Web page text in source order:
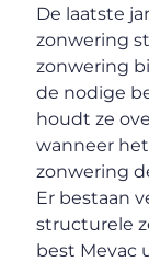
De laatste
zonwering
zonwering
de nodige
houdt ze
wanneer
zonwering
Er bestaan
structurele
best Mevac